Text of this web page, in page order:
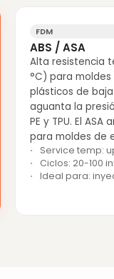
FDM
ABS / ASA
Alta resistencia
°C) para
plásticos de baja
aguanta la
PE y TPU. El
para moldes de
Service temp:
Ciclos: 20-100
Ideal para: